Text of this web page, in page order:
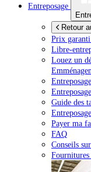
Entreposage
Retour
Prix
Libre-
Louez un
Guide des
Payer ma
FAQ
Conseils
Fournitures